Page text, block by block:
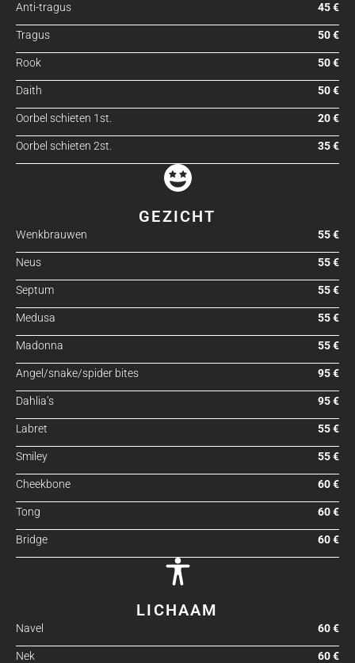
Anti-tragus 45 €
Tragus 50 €
Rook 50 €
Daith 50 €
Oorbel schieten 1st. 20 €
Oorbel schieten 2st. 35 €
GEZICHT
Wenkbrauwen 55 €
Neus 55 €
Septum 55 €
Medusa 55 €
Madonna 55 €
Angel/snake/spider bites 95 €
Dahlia’s 95 €
Labret 55 €
Smiley 55 €
Cheekbone 60 €
Tong 60 €
Bridge 60 €
LICHAAM
Navel 60 €
Nek 60 €